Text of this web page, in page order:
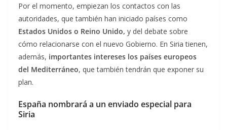
Por el momento, empiezan los contactos con las
autoridades, que también han iniciado países como
Estados Unidos o Reino Unido, y del debate sobre
cómo relacionarse con el nuevo Gobierno. En Siria tienen,
además, importantes intereses los países europeos
del Mediterráneo, que también tendrán que exponer su
plan.
España nombrará a un enviado especial para
Siria